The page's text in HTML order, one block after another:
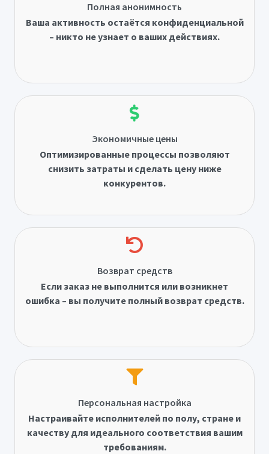
Полная анонимность
Ваша активность остаётся конфиденциальной
– никто не узнает о ваших действиях.
Экономичные цены
Оптимизированные процессы позволяют
снизить затраты и сделать цену ниже
конкурентов.
Возврат средств
Если заказ не выполнится или возникнет
ошибка – вы получите полный возврат средств.
Персональная настройка
Настраивайте исполнителей по полу, стране и
качеству для идеального соответствия вашим
требованиям.